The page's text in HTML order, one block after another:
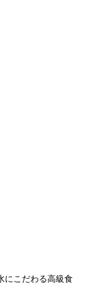
にこだわる高級食